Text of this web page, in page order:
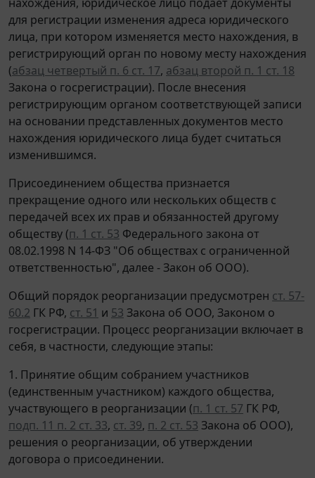
для регистрации изменения адреса юридического
лица, при котором изменяется место нахождения, в
регистрирующий орган по новому месту нахождения
(абзац четвертый п. 6 ст. 17, абзац второй п. 1 ст. 18
Закона о госрегистрации). После внесения
регистрирующим органом соответствующей записи
на основании представленных документов место
нахождения юридического лица будет считаться
изменившимся.
Присоединением общества признается
прекращение одного или нескольких обществ с
передачей всех их прав и обязанностей другому
обществу (п. 1 ст. 53 Федерального закона от
08.02.1998 N 14-ФЗ "Об обществах с ограниченной
ответственностью", далее - Закон об ООО).
Общий порядок реорганизации предусмотрен ст. 57-
60.2 ГК РФ, ст. 51 и 53 Закона об ООО, Законом о
госрегистрации. Процесс реорганизации включает в
себя, в частности, следующие этапы:
1. Принятие общим собранием участников
(единственным участником) каждого общества,
участвующего в реорганизации (п. 1 ст. 57 ГК РФ,
подп. 11 п. 2 ст. 33, ст. 39, п. 2 ст. 53 Закона об ООО),
решения о реорганизации, об утверждении
договора о присоединении.